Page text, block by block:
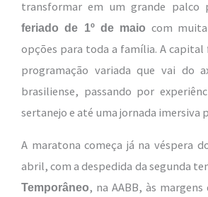
transformar em um grande palco
feriado de 1º de maio com
opções para toda a família. A capital
programação variada que vai do
brasiliense, passando por
sertanejo e até uma jornada imersiva
A maratona começa já na véspera
abril, com a despedida da segunda
Temporâneo, na AABB, às margens